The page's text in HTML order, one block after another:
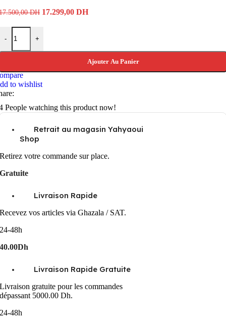
DH Le
17.299,00 DHLe
-
de Nikon Z5 II Mirrorless Camera
+
Ajouter Au Panier
to wishlist
People watching this product now!
Retrait au magasin Yahyaoui
Shop
Retirez votre commande sur place.
Gratuite
Livraison Rapide
Recevez vos articles via Ghazala / SAT.
24-48h
40.00Dh
Livraison Rapide Gratuite
Livraison gratuite pour les commandes
dépassant 5000.00 Dh.
24-48h